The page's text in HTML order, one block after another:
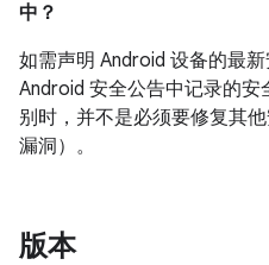
中？
如需声明 Android 设备的最
Android 安全公告中记录的
别时，并不是必须要修复其
漏洞）。
版本